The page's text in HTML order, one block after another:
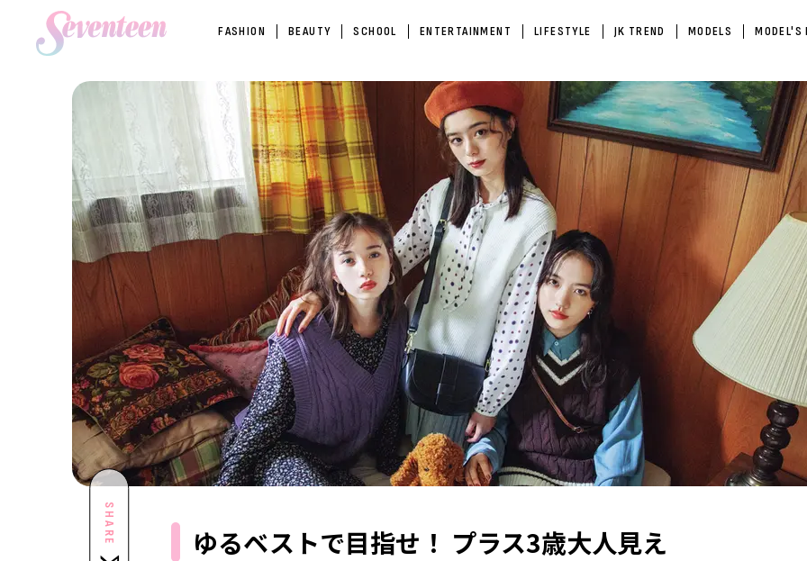
FASHION BEAUTY SCHOOL ENTERTAINMENT LIFESTYLE JK TREND MODELS MODEL'S
SHARE ゆるベストで目指せ！ プラス3歳大人見え